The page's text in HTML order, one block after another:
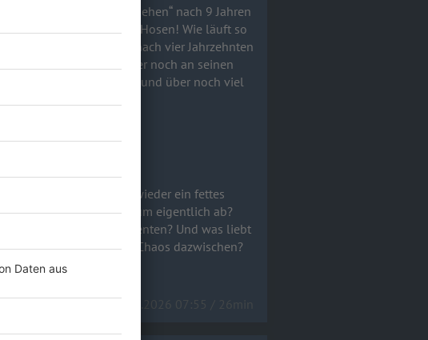
aus! Wir müssen gehen“ nach 9 Jahren
der Hosen! Wie läuft so
Ära zu Ende geht – nach vier Jahrzehnten
so vielen Jahren immer noch an seinen
und über noch viel
Interview!a
gehen“ nach 9 Jahren wieder ein fettes
und Gänsehaut-Momenten? Und was liebt
Nächten und allem Chaos dazwischen?
Interview!a
20.05.2026 07:55 / 26min